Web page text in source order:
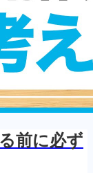
前に必ず